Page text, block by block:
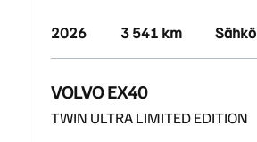
2026 3 541 km Sähkö
VOLVO EX40
TWIN ULTRA LIMITED EDITION